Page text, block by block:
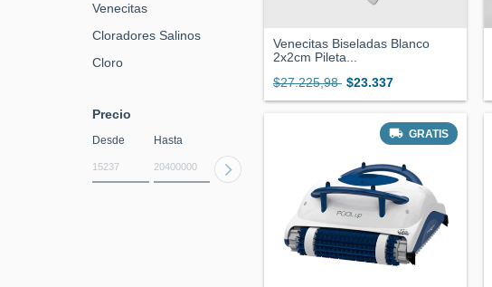
Venecitas
Cloradores Salinos
Cloro
Precio
Desde Hasta
Venecitas Biseladas Blanco
2x2cm Pileta...
$27.225,98 $23.337
GRATIS